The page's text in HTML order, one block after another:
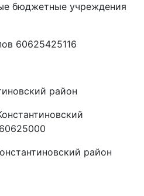
бюджетные учреждения
60625425116
район
район